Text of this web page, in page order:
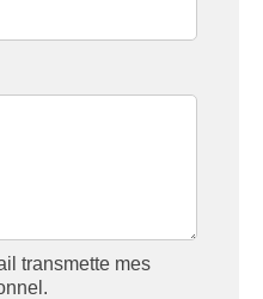
transmette mes